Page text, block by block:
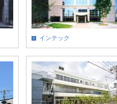
インテック